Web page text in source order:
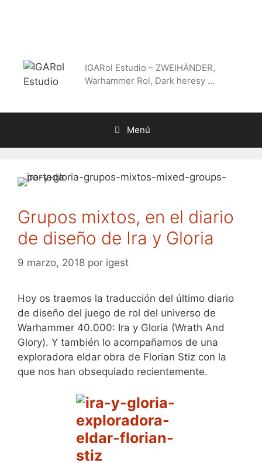
IGARol Estudio – ZWEIHÄNDER,
Warhammer Rol, Dark heresy …
Menú
Grupos mixtos, en el diario
de diseño de Ira y Gloria
9 marzo, 2018 por igest
Hoy os traemos la traducción del último diario
de diseño del juego de rol del universo de
Warhammer 40.000: Ira y Gloria (Wrath And
Glory). Y también lo acompañamos de una
exploradora eldar obra de Florian Stiz con la
que nos han obsequiado recientemente.